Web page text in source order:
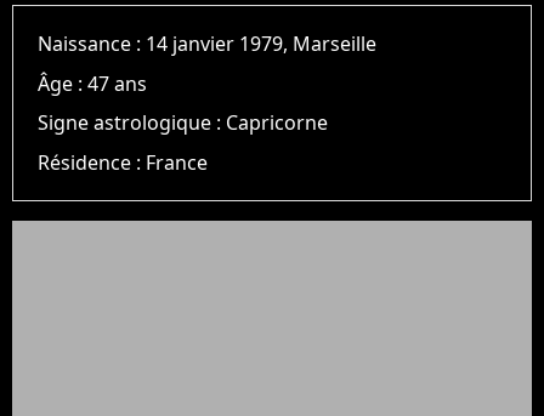
Naissance : 14 janvier 1979, Marseille
Âge :47 ans
Signe astrologique : Capricorne
Résidence : France